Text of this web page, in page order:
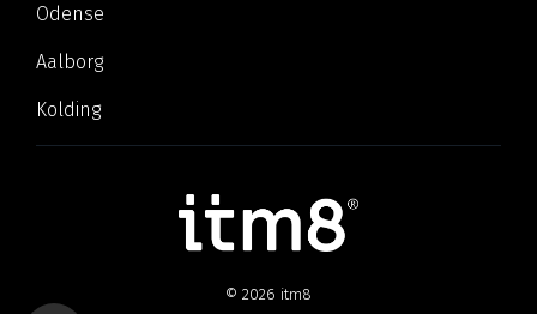
Odense
Aalborg
Kolding
© 2026 itm8